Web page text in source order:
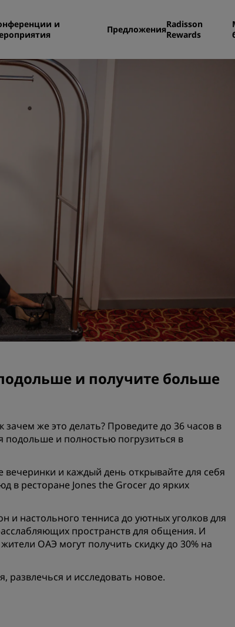
и
ПредложенияRadisson
Rewards
Запросить ценовое
предложение
Направления для
Найти рейсы
Поиск ресторана
Цифровые услуги
Приложение Radisson
и получите больше
зачем же это делать? Проведите до 36 часов в
подольше и полностью погрузиться в
вечеринки и каждый день открывайте для себя
в ресторане Jones the Grocer до ярких
и настольного тенниса до уютных уголков для
пространств для общения. И
ОАЭ могут получить скидку до 30% на
развлечься и исследовать новое.